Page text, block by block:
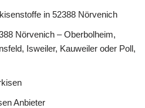
in 52388 Nörvenich
Nörvenich – Oberbolheim,
Isweiler, Kauweiler oder Poll,
Anbieter